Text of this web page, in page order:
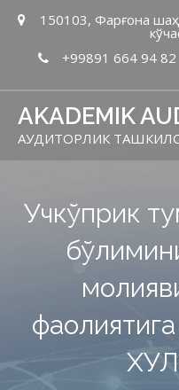
150103, Фарғона
+99891 664 94 82
AKADEMIK
АУДИТОРЛИК
Учкўприк